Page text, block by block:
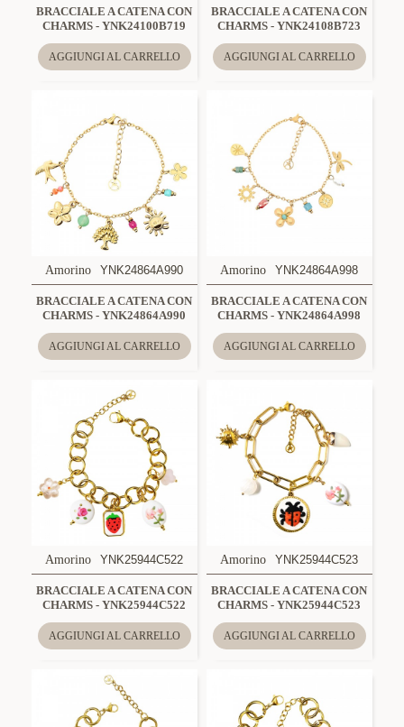
BRACCIALE A CATENA CON
CHARMS - YNK24100B719
AGGIUNGI AL CARRELLO
BRACCIALE A CATENA CON
CHARMS - YNK24108B723
AGGIUNGI AL CARRELLO
Amorino YNK24864A990
BRACCIALE A CATENA CON
CHARMS - YNK24864A990
AGGIUNGI AL CARRELLO
Amorino YNK24864A998
BRACCIALE A CATENA CON
CHARMS - YNK24864A998
AGGIUNGI AL CARRELLO
Amorino YNK25944C522
BRACCIALE A CATENA CON
CHARMS - YNK25944C522
AGGIUNGI AL CARRELLO
Amorino YNK25944C523
BRACCIALE A CATENA CON
CHARMS - YNK25944C523
AGGIUNGI AL CARRELLO